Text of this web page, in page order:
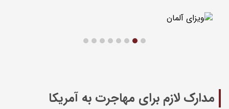
مدارک لازم برای مهاجرت به آمریکا